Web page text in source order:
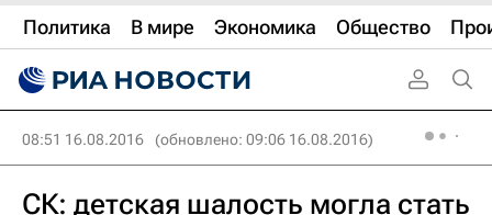
Политика В мире Экономика Общество
08:51 16.08.2016 (обновлено: 09:06 16.08.2016)
СК: детская шалость могла стать